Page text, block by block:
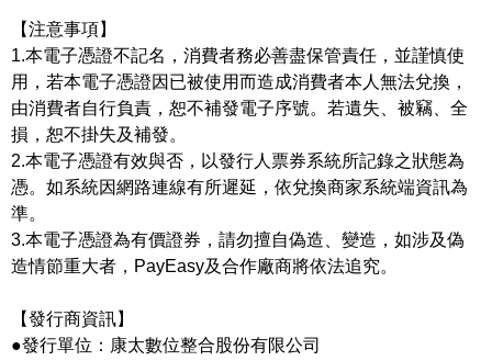
【注意事項】
1.本電子憑證不記名，消費者務必善盡保管責任，並謹慎使
用，若本電子憑證因已被使用而造成消費者本人無法兌換，
由消費者自行負責，恕不補發電子序號。若遺失、被竊、全
損，恕不掛失及補發。
2.本電子憑證有效與否，以發行人票券系統所記錄之狀態為
憑。如系統因網路連線有所遲延，依兌換商家系統端資訊為
準。
3.本電子憑證為有價證券，請勿擅自偽造、變造，如涉及偽
造情節重大者，PayEasy及合作廠商將依法追究。
【發行商資訊】
●發行單位：康太數位整合股份有限公司